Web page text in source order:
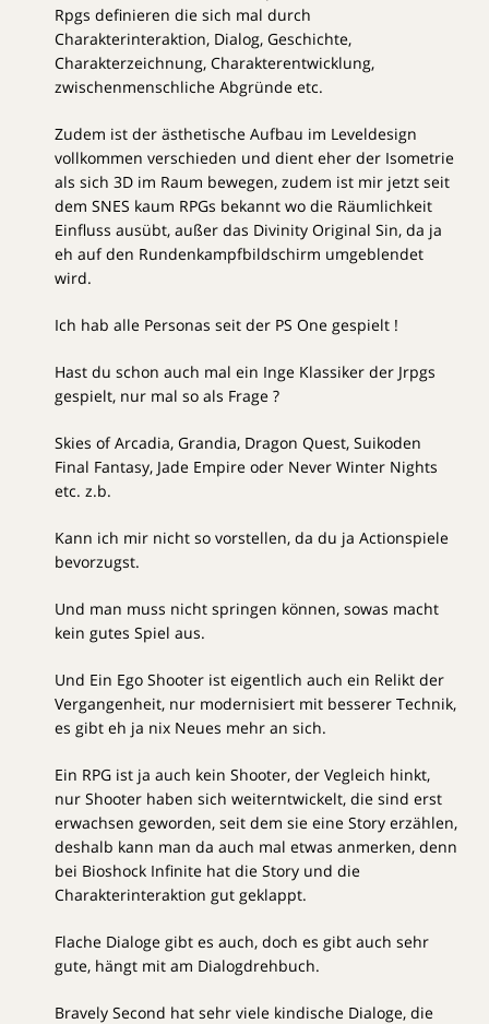
Rpgs definieren die sich mal durch
Charakterinteraktion, Dialog, Geschichte,
Charakterzeichnung, Charakterentwicklung,
zwischenmenschliche Abgründe etc.
Zudem ist der ästhetische Aufbau im Leveldesign
vollkommen verschieden und dient eher der Isometrie
als sich 3D im Raum bewegen, zudem ist mir jetzt seit
dem SNES kaum RPGs bekannt wo die Räumlichkeit
Einfluss ausübt, außer das Divinity Original Sin, da ja
eh auf den Rundenkampfbildschirm umgeblendet
wird.
Ich hab alle Personas seit der PS One gespielt !
Hast du schon auch mal ein Inge Klassiker der Jrpgs
gespielt, nur mal so als Frage ?
Skies of Arcadia, Grandia, Dragon Quest, Suikoden
Final Fantasy, Jade Empire oder Never Winter Nights
etc. z.b.
Kann ich mir nicht so vorstellen, da du ja Actionspiele
bevorzugst.
Und man muss nicht springen können, sowas macht
kein gutes Spiel aus.
Und Ein Ego Shooter ist eigentlich auch ein Relikt der
Vergangenheit, nur modernisiert mit besserer Technik,
es gibt eh ja nix Neues mehr an sich.
Ein RPG ist ja auch kein Shooter, der Vegleich hinkt,
nur Shooter haben sich weiterntwickelt, die sind erst
erwachsen geworden, seit dem sie eine Story erzählen,
deshalb kann man da auch mal etwas anmerken, denn
bei Bioshock Infinite hat die Story und die
Charakterinteraktion gut geklappt.
Flache Dialoge gibt es auch, doch es gibt auch sehr
gute, hängt mit am Dialogdrehbuch.
Bravely Second hat sehr viele kindische Dialoge, die